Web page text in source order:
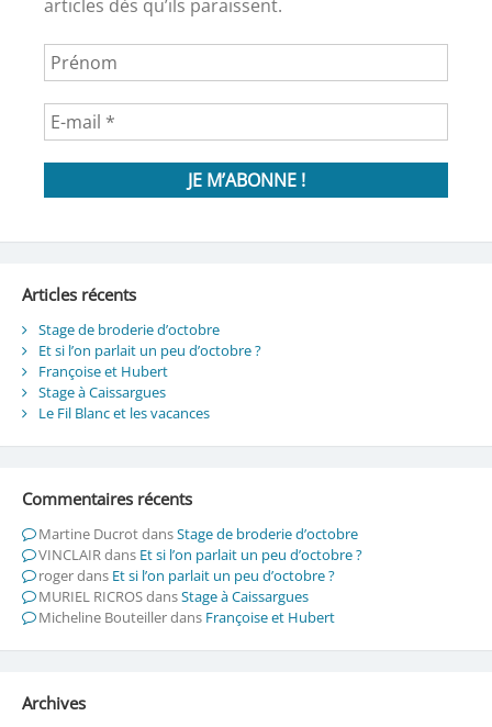
articles dès qu’ils paraissent.
Articles récents
Stage de broderie d’octobre
Et si l’on parlait un peu d’octobre ?
Françoise et Hubert
Stage à Caissargues
Le Fil Blanc et les vacances
Commentaires récents
Martine DucrotdansStage de broderie d’octobre
VINCLAIRdans Et si l’on parlait un peu d’octobre ?
rogerdans Et si l’on parlait un peu d’octobre ?
MURIEL RICROSdansStage à Caissargues
Micheline Bouteillerdans Françoise et Hubert
Archives